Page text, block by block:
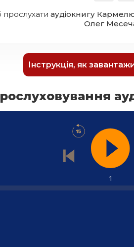
аудіокнигу
Олег
Інструкція, як
1